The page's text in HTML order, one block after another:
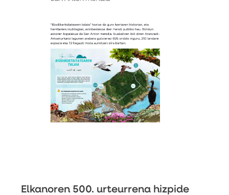
Elkanoren 500. urteurrena hizpide